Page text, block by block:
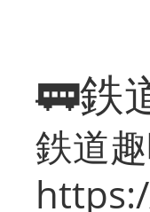
🚃鉄
鉄道